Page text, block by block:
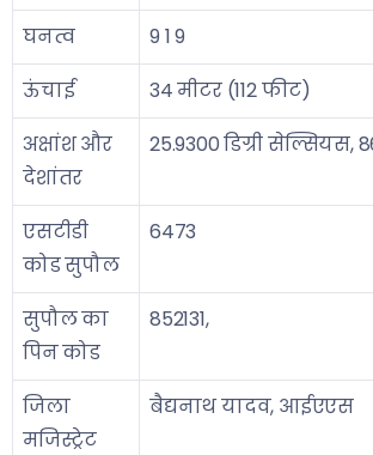
घनत्व
9 1 9
ऊंचाई
34 मीटर (112 फीट)
अक्षांश और
देशांतर
25.9300 डिग्री सेल्सियस,
एसटीडी
कोड सुपौल
6473
सुपौल का
पिन कोड
852131,
जिला
मजिस्ट्रेट
बैद्यनाथ यादव, आईएएस